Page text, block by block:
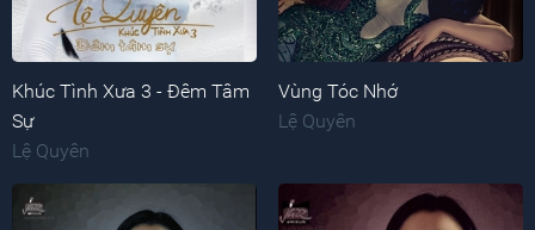
Khúc Tình Xưa 3 - Đêm Tâm
Sự
Lệ Quyên
Vùng Tóc Nhớ
Lệ Quyên